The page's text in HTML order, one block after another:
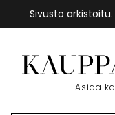
Sivusto
sisältöön
Asiaa